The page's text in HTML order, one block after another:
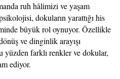
ruh hâlimizi ve yaşam
dokuların yarattığı his
büyük rol oynuyor. Özellikle
ve dinginlik arayışı
yüzden farklı renkler ve dokular,
ediyor.